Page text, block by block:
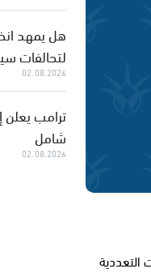
التعددية
هل يمهد
لتحالفات
02.08.2026
ترامب يعلن
شامل
02.08.2026